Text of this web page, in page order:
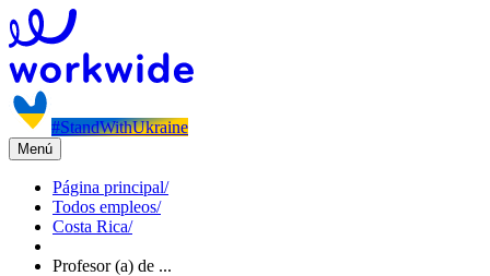
#StandWithUkraine
Menú
Página principal/
Todos empleos/
Costa Rica/
Profesor (a) de ...